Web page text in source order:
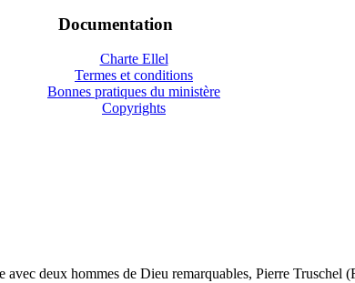
Documentation
Charte Ellel
Termes et conditions
Bonnes pratiques du ministère
Copyrights
avec deux hommes de Dieu remarquables, Pierre